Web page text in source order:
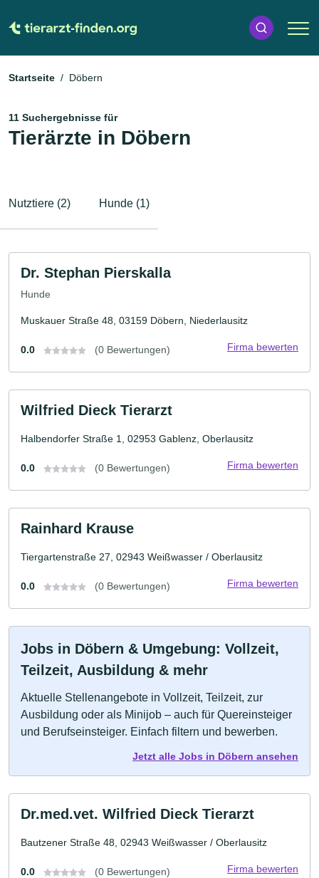
Startseite Döbern
11 Suchergebnisse für
Tierärzte in Döbern
Nutztiere (2) Hunde (1)
Dr. Stephan Pierskalla
Hunde
Muskauer Straße 48, 03159 Döbern, Niederlausitz
0.0 (0 Bewertungen) Firma bewerten
Wilfried Dieck Tierarzt
Halbendorfer Straße 1, 02953 Gablenz, Oberlausitz
0.0 (0 Bewertungen) Firma bewerten
Rainhard Krause
Tiergartenstraße 27, 02943 Weißwasser / Oberlausitz
0.0 (0 Bewertungen) Firma bewerten
Jobs in Döbern & Umgebung: Vollzeit,
Teilzeit, Ausbildung & mehr
Aktuelle Stellenangebote in Vollzeit, Teilzeit, zur
Ausbildung oder als Minijob – auch für Quereinsteiger
und Berufseinsteiger. Einfach filtern und bewerben.
Jetzt alle Jobs in Döbern ansehen
Dr.med.vet. Wilfried Dieck Tierarzt
Bautzener Straße 48, 02943 Weißwasser / Oberlausitz
0.0 (0 Bewertungen) Firma bewerten